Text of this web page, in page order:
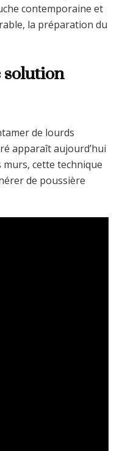
contemporaine et
la préparation du
de lourds
apparaît aujourd’hui
cette technique
de poussière